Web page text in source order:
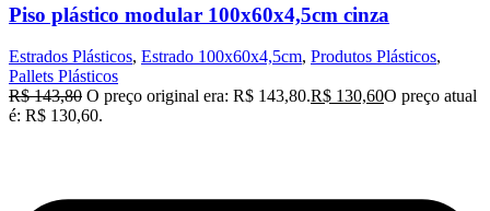
Piso plástico modular 100x60x4,5cm cinza
Estrados Plásticos, Estrado 100x60x4,5cm, Produtos Plásticos,
Pallets Plásticos
R$143,80 O preço original era: R$ 143,80.R$ 130,60O preço atual
é: R$ 130,60.